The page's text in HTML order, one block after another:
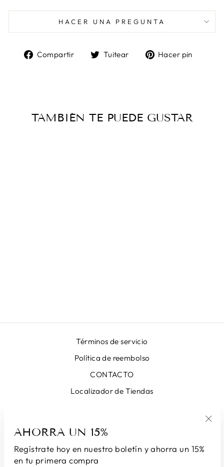
AHORRA UN 15%
Regístrate hoy en nuestro boletín y ahorra un 15%
en tu primera compra
HACER UNA PREGUNTA
Compartir
Compartir
Tuitear
TuitearHacer pin
TAMBIÉN TE PUEDE GUSTAR
Términos de servicio
Política de reembolso
CONTACTO
Localizador de Tiendas
IDIOMA
Español MONEDA